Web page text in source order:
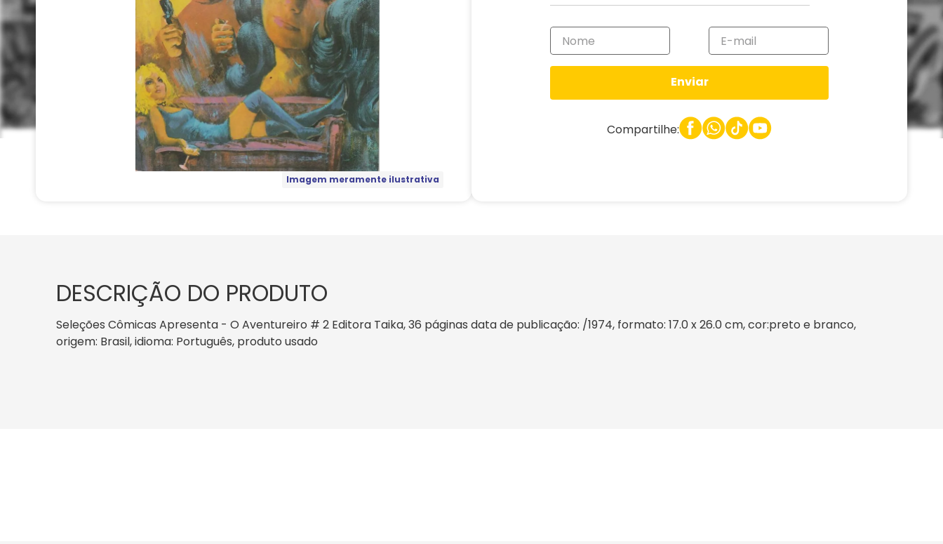
Imagem meramente ilustrativa
Enviar
Compartilhe:
DESCRIÇÃO DO PRODUTO
Seleções Cômicas Apresenta - O Aventureiro # 2 Editora Taika, 36 páginas data de publicação: /1974, formato: 17.0 x 26.0 cm, cor:preto e branco,
origem: Brasil, idioma: Português, produto usado